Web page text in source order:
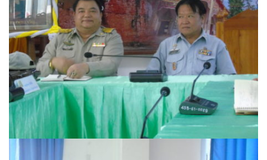
ข้อมูลพื้นฐานของศูนย์บริการนักท่องเที่ยว เทศบาลตำบลปัว
ขั้นตอนการขอรับบริการ
งบแสดงฐานะการคลัง
งบแสดงฐานะการเงิน เทศบาลตำบลปัว ประจำปีงบประมาณ 2561
ติดต่อหน่วยงาน